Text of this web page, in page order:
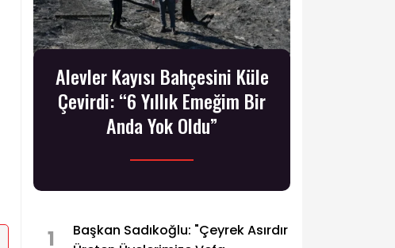
Alevler Kayısı Bahçesini Küle
Çevirdi: “6 Yıllık Emeğim Bir
Anda Yok Oldu”
1
Başkan Sadıkoğlu: "Çeyrek Asırdır